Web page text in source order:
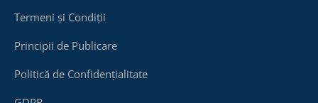
Termeni și Condiții
Principii de Publicare
Politică de Confidențialitate